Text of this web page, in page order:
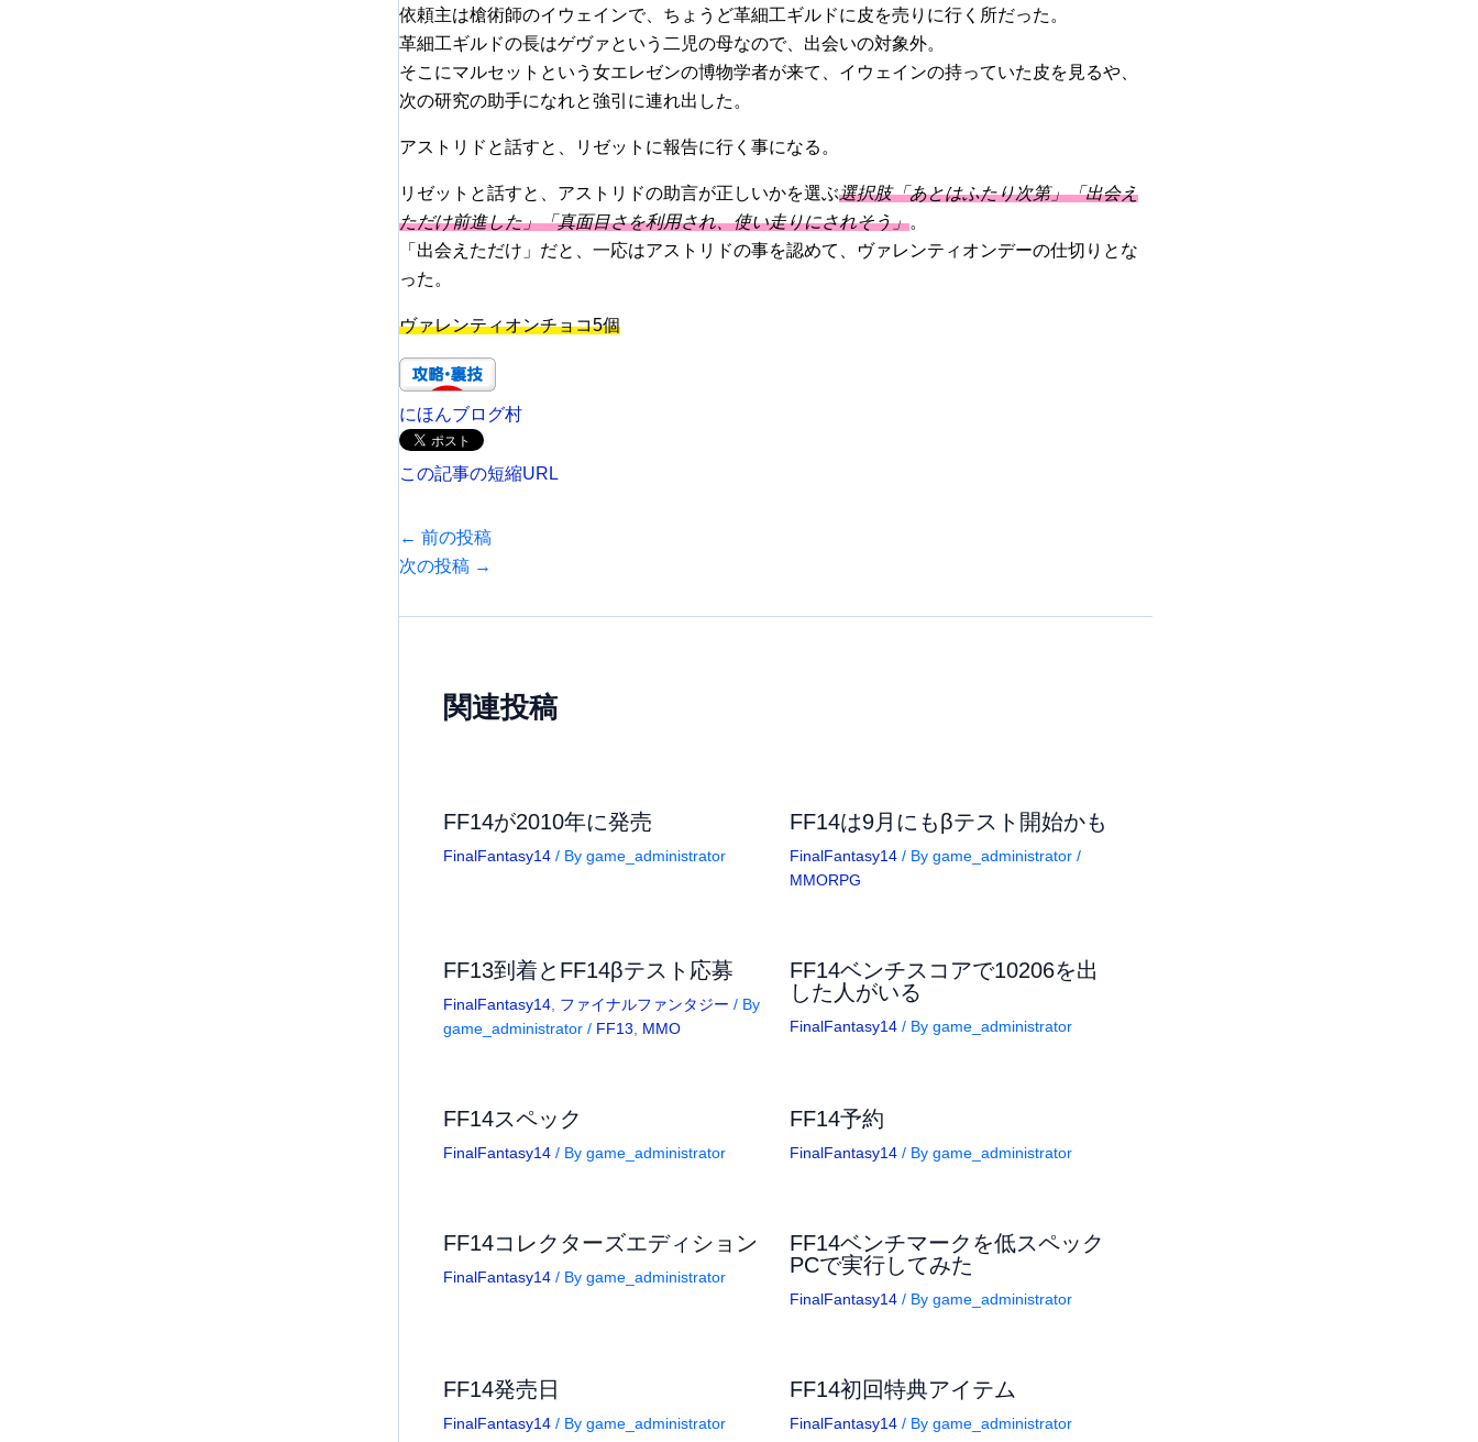
依頼主は槍術師のイウェインで、ちょうど革細工ギルドに皮を売りに行く所だった。
革細工ギルドの長はゲヴァという二児の母なので、出会いの対象外。
そこにマルセットという女エレゼンの博物学者が来て、イウェインの持っていた皮を見るや、
次の研究の助手になれと強引に連れ出した。
アストリドと話すと、リゼットに報告に行く事になる。
リゼットと話すと、アストリドの助言が正しいかを選ぶ選択肢「あとはふたり次第」「出会え
ただけ前進した」「真面目さを利用され、使い走りにされそう」。
「出会えただけ」だと、一応はアストリドの事を認めて、ヴァレンティオンデーの仕切りとな
った。
ヴァレンティオンチョコ5個
にほんブログ村
この記事の短縮URL
← 前の投稿
次の投稿 →
関連投稿
FF14が2010年に発売
FinalFantasy14/ By game_administrator
FF14は9月にもβテスト開始かも
FinalFantasy14/ By game_administrator /
MMORPG
FF13到着とFF14βテスト応募
FinalFantasy14, ファイナルファンタジー / By
game_administrator / FF13, MMO
FF14ベンチスコアで10206を出
した人がいる
FinalFantasy14/ By game_administrator
FF14スペック
FinalFantasy14/ By game_administrator
FF14予約
FinalFantasy14/ By game_administrator
FF14コレクターズエディション
FinalFantasy14/ By game_administrator
FF14ベンチマークを低スペック
PCで実行してみた
FinalFantasy14/ By game_administrator
FF14発売日
FinalFantasy14/ By game_administrator
FF14初回特典アイテム
FinalFantasy14/ By game_administrator